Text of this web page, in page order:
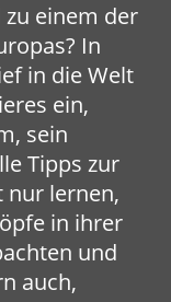
einem der
In
in die Welt
ein,
sein
Tipps zur
nur lernen,
in ihrer
und
auch,